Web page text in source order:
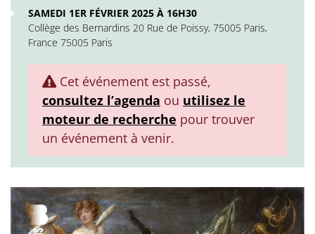
SAMEDI 1ER FÉVRIER 2025 À 16H30
Collège des Bernardins 20 Rue de Poissy, 75005 Paris,
France 75005 Paris
Cet événement est passé,
consultez l’agenda ou utilisez le
moteur de recherche pour trouver
un événement à venir.